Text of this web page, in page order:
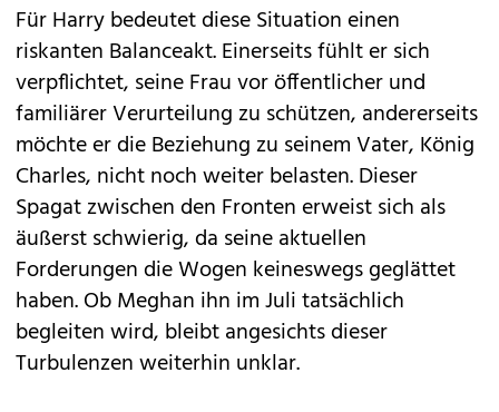
Für Harry bedeutet diese Situation einen
riskanten Balanceakt. Einerseits fühlt er sich
verpflichtet, seine Frau vor öffentlicher und
familiärer Verurteilung zu schützen, andererseits
möchte er die Beziehung zu seinem Vater, König
Charles, nicht noch weiter belasten. Dieser
Spagat zwischen den Fronten erweist sich als
äußerst schwierig, da seine aktuellen
Forderungen die Wogen keineswegs geglättet
haben. Ob Meghan ihn im Juli tatsächlich
begleiten wird, bleibt angesichts dieser
Turbulenzen weiterhin unklar.